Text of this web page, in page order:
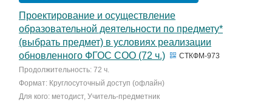
Проектирование и осуществление
образовательной деятельности по предмету*
(выбрать предмет) в условиях реализации
обновленного ФГОС СОО (72 ч.)
СТКФМ-973
Продолжительность: 72 ч.
Формат: Круглосуточный доступ (офлайн)
Для кого: методист, Учитель-предметник